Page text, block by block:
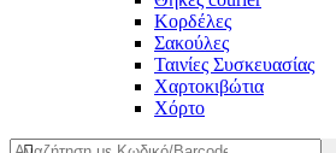
Κορδέλες
Σακούλες
Ταινίες Συσκευασίας
Χαρτοκιβώτια
Χόρτο